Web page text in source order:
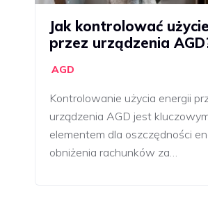
Jak kontrolować
przez urządzenia
AGD
Kontrolowanie użycia energii
urządzenia AGD jest
elementem dla oszczędności
obniżenia rachunków za…